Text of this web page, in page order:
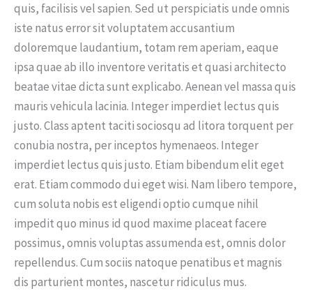
quis, facilisis vel sapien. Sed ut perspiciatis unde omnis
iste natus error sit voluptatem accusantium
doloremque laudantium, totam rem aperiam, eaque
ipsa quae ab illo inventore veritatis et quasi architecto
beatae vitae dicta sunt explicabo. Aenean vel massa quis
mauris vehicula lacinia. Integer imperdiet lectus quis
justo. Class aptent taciti sociosqu ad litora torquent per
conubia nostra, per inceptos hymenaeos. Integer
imperdiet lectus quis justo. Etiam bibendum elit eget
erat. Etiam commodo dui eget wisi. Nam libero tempore,
cum soluta nobis est eligendi optio cumque nihil
impedit quo minus id quod maxime placeat facere
possimus, omnis voluptas assumenda est, omnis dolor
repellendus. Cum sociis natoque penatibus et magnis
dis parturient montes, nascetur ridiculus mus.